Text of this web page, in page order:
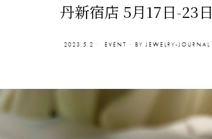
丹新宿店 5月17日-23日
2023.5.2 EVENT BY JEWELRY-JOURNAL